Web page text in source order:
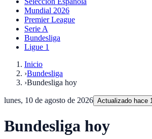
Mundial 2026
Premier League
Serie A
Bundesliga
Ligue 1
Inicio
›Bundesliga
›Bundesliga hoy
lunes, 10 de agosto de 2026 Actualizado hace
Bundesliga hoy